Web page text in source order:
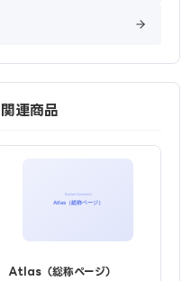
連商品
Atlas（総称ページ）